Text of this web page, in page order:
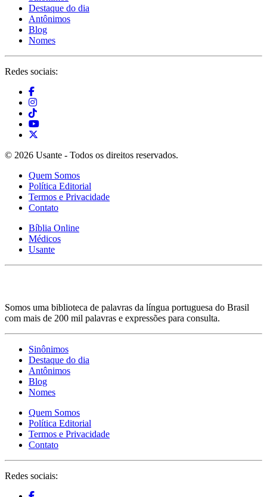
Destaque do dia
Antônimos
Blog
Nomes
Redes sociais:
© 2026 Usante - Todos os direitos reservados.
Quem Somos
Política Editorial
Termos e Privacidade
Contato
Bíblia Online
Médicos
Usante
Somos uma biblioteca de palavras da língua portuguesa do Brasil
com mais de 200 mil palavras e expressões para consulta.
Sinônimos
Destaque do dia
Antônimos
Blog
Nomes
Quem Somos
Política Editorial
Termos e Privacidade
Contato
Redes sociais: